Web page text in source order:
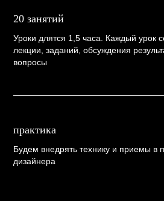
20 занятий
Уроки длятся 1,5 часа. Каждый урок
лекции, заданий, обсуждения
вопросы
практика
Будем внедрять технику и приемы в
дизайнера